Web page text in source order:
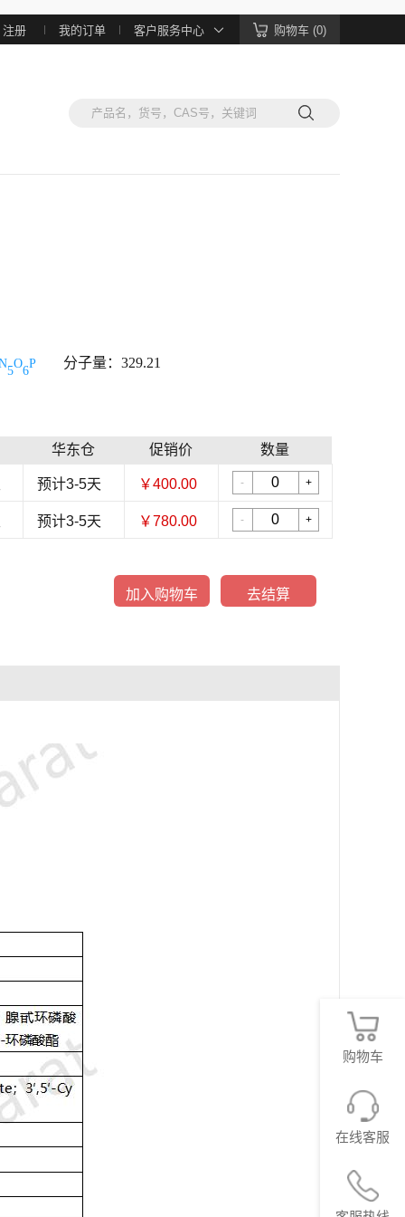
注册 我的订单 客户服务中心 购物车 (0)
5
O
6
P 分子量：329.21
华东仓 促销价 数量
预计3-5天 ￥400.00 - +
预计3-5天 ￥780.00 - +
加入购物车 去结算
购物车
在线客服